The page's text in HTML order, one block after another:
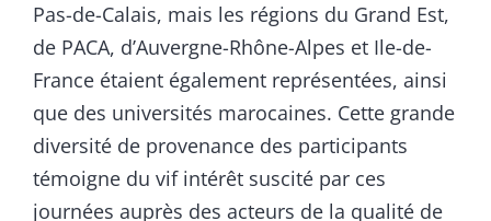
Pas-de-Calais, mais les régions du Grand Est,
de PACA, d’Auvergne-Rhône-Alpes et Ile-de-
France étaient également représentées, ainsi
que des universités marocaines. Cette grande
diversité de provenance des participants
témoigne du vif intérêt suscité par ces
journées auprès des acteurs de la qualité de